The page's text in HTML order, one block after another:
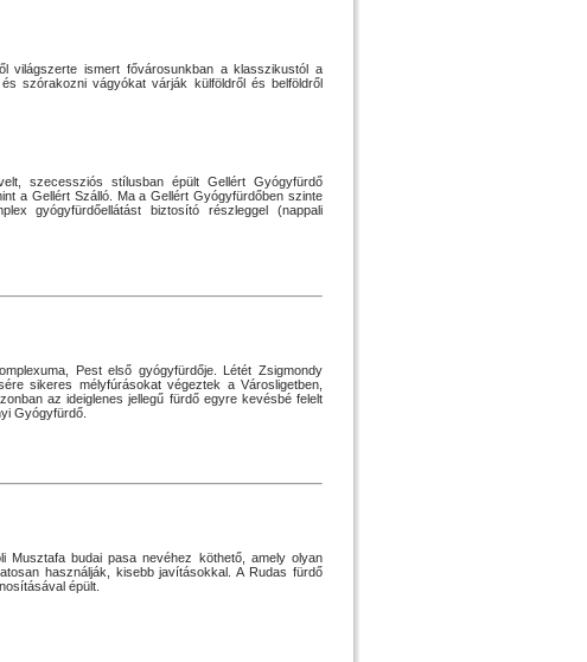
világszerte ismert fővárosunkban a klasszikustól a
szórakozni vágyókat várják külföldről és belföldről
szecessziós stílusban épült Gellért Gyógyfürdő
a Gellért Szálló. Ma a Gellért Gyógyfürdőben szinte
gyógyfürdőellátást biztosító részleggel (nappali
Pest első gyógyfürdője. Létét Zsigmondy
sikeres mélyfúrásokat végeztek a Városligetben,
az ideiglenes jellegű fürdő egyre kevésbé felelt
Gyógyfürdő.
budai pasa nevéhez köthető, amely olyan
használják, kisebb javításokkal. A Rudas fürdő
épült.